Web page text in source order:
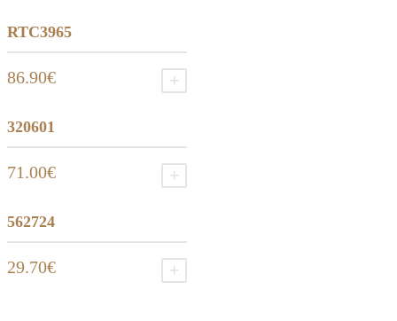
RTC3965
86.90€
320601
71.00€
562724
29.70€